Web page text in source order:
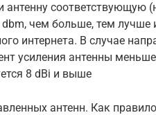
антенну соответствующую
чем больше, тем лучше
интернета. В случае
усиления антенны
8 dBi и выше
антенн. Как